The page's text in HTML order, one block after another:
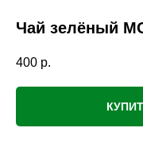
Чай зелёный
400 р.